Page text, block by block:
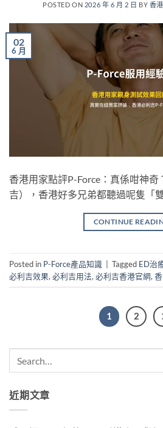
POSTED ON 2026 年 6 月 2 日 BY 香
02
6 月
香港用家點評P-Force：真係咁神奇
吉），香港好多兄弟都聽過呢隻「
CONTINUE
Posted in P-Force產品知識 Tagged ED治
必利吉效果, 必利吉用法, 必利吉香港官網,
1 2
近期文章